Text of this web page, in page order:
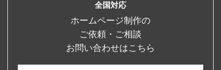
全国対応
ホームページ制作の
ご依頼・ご相談
お問い合わせはこちら